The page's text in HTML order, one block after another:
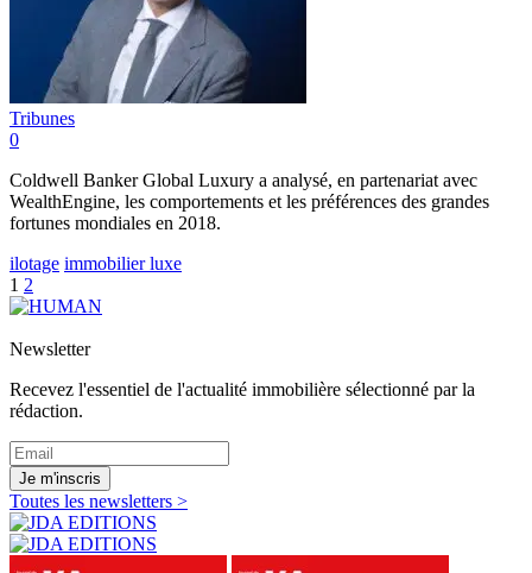
Tribunes
0
Coldwell Banker Global Luxury a analysé, en partenariat avec
WealthEngine, les comportements et les préférences des grandes
fortunes mondiales en 2018.
ilotage immobilier luxe
1 2
Newsletter
Recevez l'essentiel de l'actualité immobilière sélectionné par la
rédaction.
Je m'inscris
Toutes les newsletters >